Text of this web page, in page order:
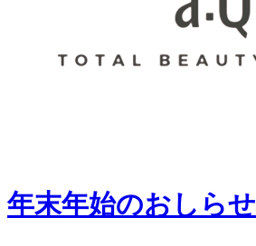
年末年始のおしらせ